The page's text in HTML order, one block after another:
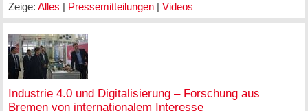
Zeige: Alles | Pressemitteilungen| Videos
Industrie 4.0 und Digitalisierung – Forschung aus
Bremen von internationalem Interesse